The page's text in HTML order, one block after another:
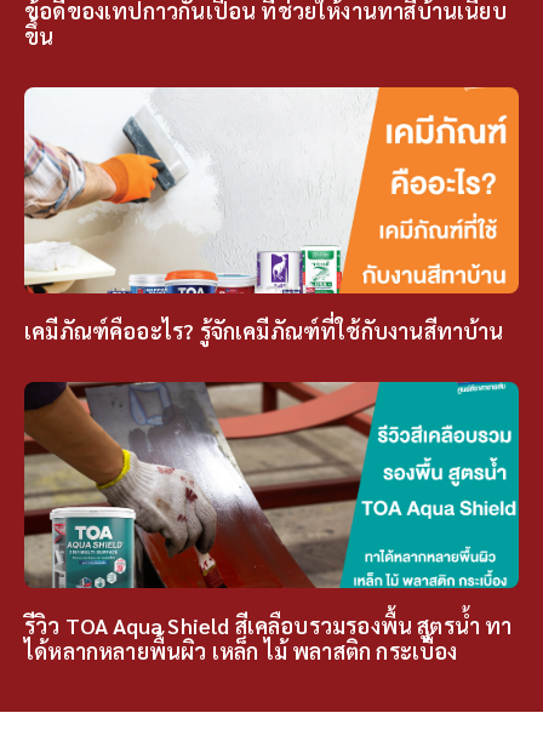
ข้อดีของเทปกาวกันเปื้อน ที่ช่วยให้งานทาสีบ้านเนี๊ยบ
ขึ้น
เคมีภัณฑ์คืออะไร? รู้จักเคมีภัณฑ์ที่ใช้กับงานสีทาบ้าน
รีวิว TOA Aqua Shield สีเคลือบรวมรองพื้น สูตรน้ำ ทา
ได้หลากหลายพื้นผิว เหล็ก ไม้ พลาสติก กระเบื้อง